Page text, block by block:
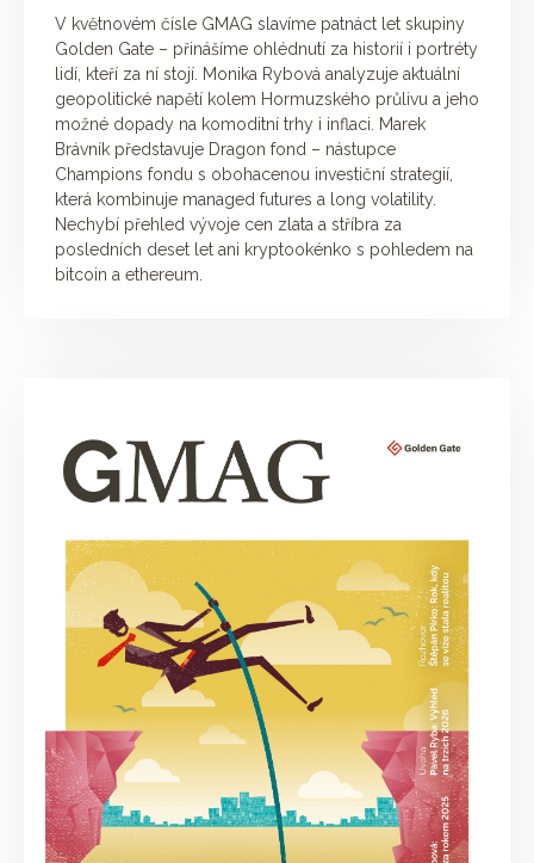
V květnovém čísle GMAG slavíme patnáct let skupiny
Golden Gate – přinášíme ohlédnutí za historií i portréty
lidí, kteří za ní stojí. Monika Rybová analyzuje aktuální
geopolitické napětí kolem Hormuzského průlivu a jeho
možné dopady na komoditní trhy i inflaci. Marek
Brávník představuje Dragon fond – nástupce
Champions fondu s obohacenou investiční strategií,
která kombinuje managed futures a long volatility.
Nechybí přehled vývoje cen zlata a stříbra za
posledních deset let ani kryptookénko s pohledem na
bitcoin a ethereum.